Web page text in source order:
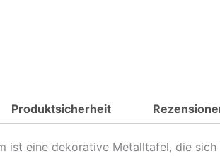
Metall
Deko
Blechschild
Produktsicherheit
eine dekorative Metalltafel, die